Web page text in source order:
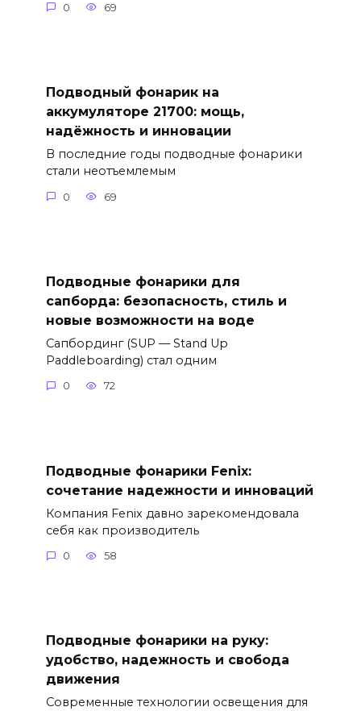
0 69
Подводный фонарик на
аккумуляторе 21700: мощь,
надёжность и инновации
В последние годы подводные фонарики
стали неотъемлемым
0 69
Подводные фонарики для
сапборда: безопасность, стиль и
новые возможности на воде
Сапбординг (SUP — Stand Up
Paddleboarding) стал одним
0 72
Подводные фонарики Fenix:
сочетание надежности и инноваций
Компания Fenix давно зарекомендовала
себя как производитель
0 58
Подводные фонарики на руку:
удобство, надежность и свобода
движения
Современные технологии освещения для